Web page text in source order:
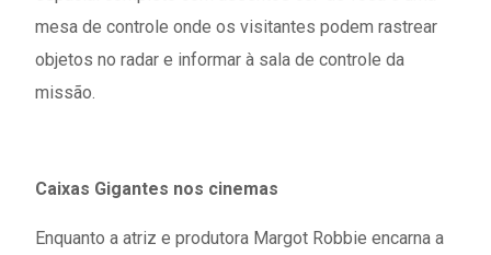
mesa de controle onde os visitantes podem rastrear
objetos no radar e informar à sala de controle da
missão.
Caixas Gigantes nos cinemas
Enquanto a atriz e produtora Margot Robbie encarna a